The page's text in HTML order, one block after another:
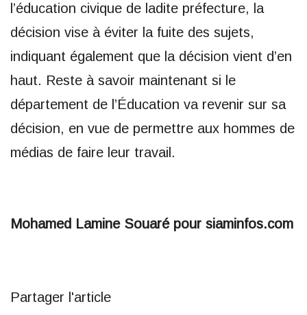
l’éducation civique de ladite préfecture, la
décision vise à éviter la fuite des sujets,
indiquant également que la décision vient d’en
haut. Reste à savoir maintenant si le
département de l’Éducation va revenir sur sa
décision, en vue de permettre aux hommes de
médias de faire leur travail.
Mohamed Lamine Souaré pour siaminfos.com
Partager l'article